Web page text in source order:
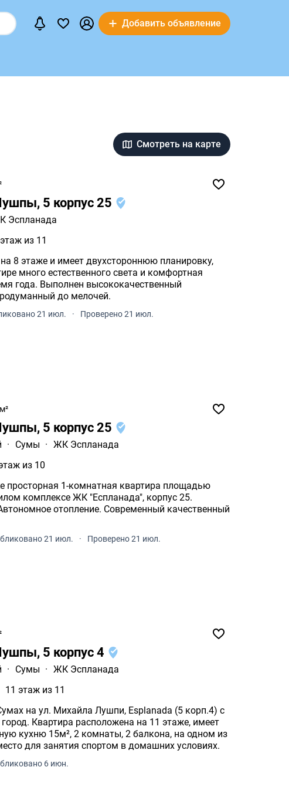
Добавить объявление
Смотреть на карте
5 корпус 25
Эспланада
из 11
8 этаже и имеет двухстороннюю планировку,
много естественного света и комфортная
до мелочей.
21 июл. · Проверено 21 июл.
5 корпус 25
· Сумы · ЖК Эспланада
из 10
просторная 1-комнатная квартира площадью
комплексе ЖК "Еспланада", корпус 25.
21 июл. · Проверено 21 июл.
5 корпус 4
· Сумы · ЖК Эспланада
11 этаж из 11
на ул. Михайла Лушпи, Esplanada (5 корп.4) с
Квартира расположена на 11 этаже, имеет
кухню 15м², 2 комнаты, 2 балкона, на одном из
для занятия спортом в домашних условиях.
6 июн.